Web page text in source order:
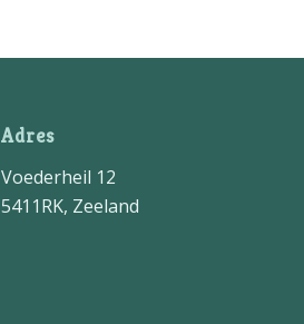
Adres
Voederheil 12
5411RK, Zeeland